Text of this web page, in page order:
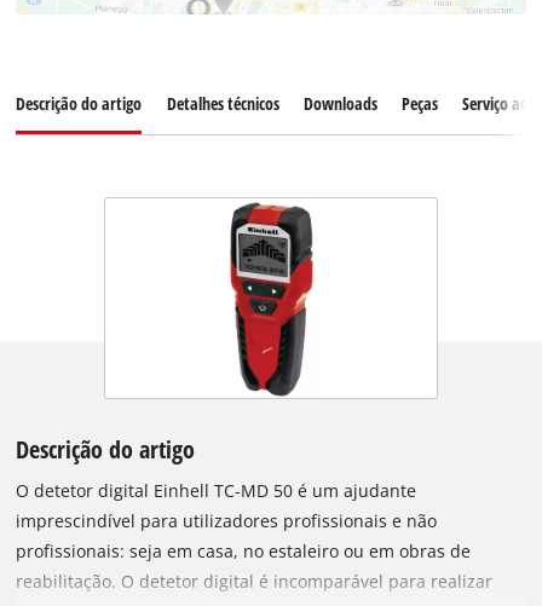
Descrição do artigo Detalhes técnicos Downloads Peças Serviço ao
Descrição do artigo
O detetor digital Einhell TC-MD 50 é um ajudante
imprescindível para utilizadores profissionais e não
profissionais: seja em casa, no estaleiro ou em obras de
reabilitação. O detetor digital é incomparável para realizar